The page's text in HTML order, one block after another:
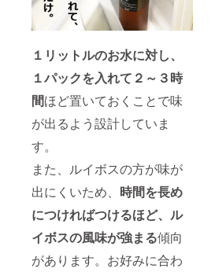
１リットルのお水に対し、
１パックを入れて２～３時
間ほど置いておくことで味
が出るよう設計していま
す。
また、ルイボスの方が味が
出にくいため、 時間を長め
につければつけるほど、ル
イボスの風味が強まる傾向
があります。お好みに合わ